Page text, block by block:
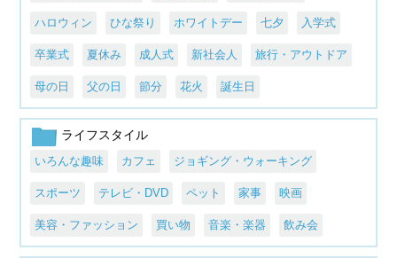
ハロウィン ひな祭り ホワイトデー 七夕 入学式
卒業式 夏休み 成人式 新社会人 旅行・アウトドア
母の日 父の日 節分 花火 誕生日
ライフスタイル
いろんな趣味 カフェ ジョギング・ウォーキング
スポーツ テレビ・DVD ペット 家事 映画
美容・ファッション 買い物 音楽・楽器 飲み会